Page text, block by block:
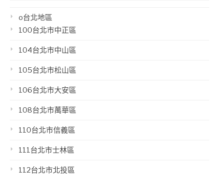
o台北地區
100台北市中正區
104台北市中山區
105台北市松山區
106台北市大安區
108台北市萬華區
110台北市信義區
111台北市士林區
112台北市北投區